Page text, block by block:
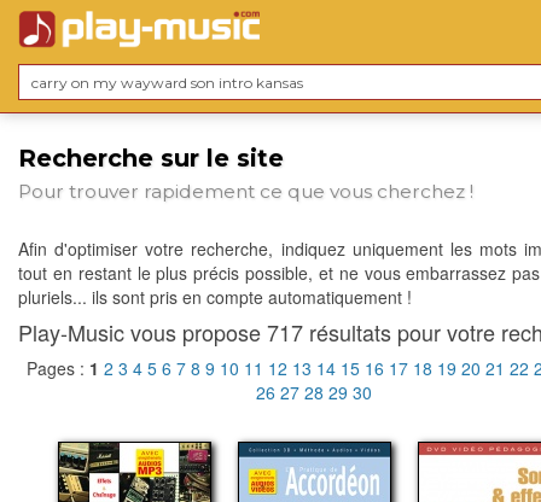
Recherche sur le site
Pour trouver rapidement ce que vous cherchez !
Afin d'optimiser votre recherche, indiquez uniquement les mots
tout en restant le plus précis possible, et ne vous embarrassez
pluriels... ils sont pris en compte automatiquement !
Play-Music vous propose 717 résultats pour votre
Pages : 1 2 3 4 5 6 7 8 9 10 11 12 13 14 15 16 17 18 19 20 21 22
26 27 28 29 30